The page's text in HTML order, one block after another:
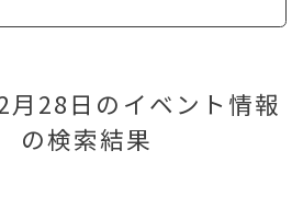
28日のイベント情報
の検索結果